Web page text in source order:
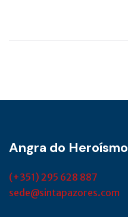
Angra do Heroísmo
(+351) 295 628 887
sede@sintapazores.com